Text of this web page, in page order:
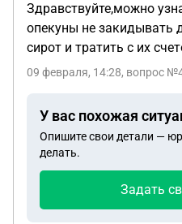
Здравствуйте,можно
опекуны не закидывать
сирот и тратить с их
09 февраля, 14:28, вопрос
У вас похожая
Опишите свои детали —
делать.
Задать